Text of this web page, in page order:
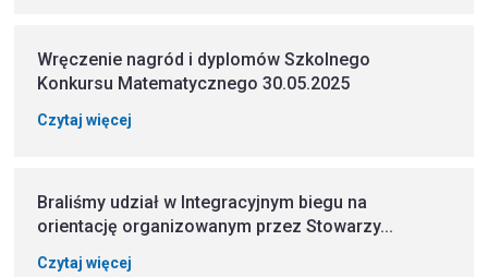
Wręczenie nagród i dyplomów Szkolnego
Konkursu Matematycznego 30.05.2025
Czytaj więcej
Braliśmy udział w Integracyjnym biegu na
orientację organizowanym przez Stowarzy...
Czytaj więcej